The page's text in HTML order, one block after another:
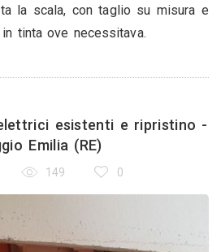
la scala, con taglio su misura e
tinta ove necessitava.
esistenti e ripristino -
Emilia (RE)
149 0